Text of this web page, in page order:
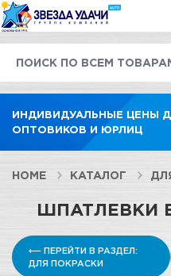
ИНДИВИДУАЛЬНЫЕ ЦЕНЫ
ОПТОВИКОВ И ЮРЛИЦ
HOME КАТАЛОГ
ШПАТЛЕВКИ
⟵ ПЕРЕЙТИ В РАЗДЕЛ:
ДЛЯ ПОКРАСКИ